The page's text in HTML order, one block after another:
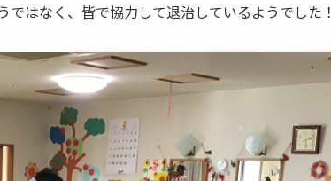
はなく、皆で協力して退治しているようでした！